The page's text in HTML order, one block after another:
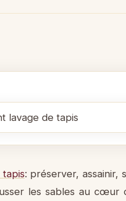
: préserver, assainir,
les sables au